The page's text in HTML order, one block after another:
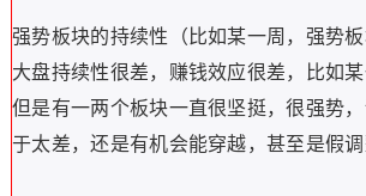
强势板块的持续性（比如某一周，强势
大盘持续性很差，赚钱效应很差，比如某
但是有一两个板块一直很坚挺，很强势
于太差，还是有机会能穿越，甚至是假调